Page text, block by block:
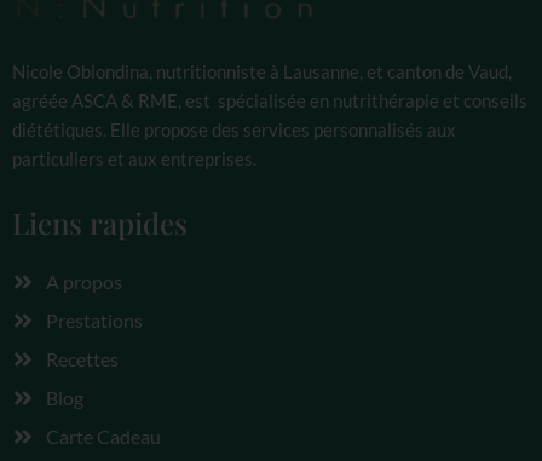
Nicole Obiondina, nutritionniste à Lausanne, et canton de Vaud,
agréée ASCA & RME, est spécialisée en nutrithérapie et conseils
diététiques. Elle propose des services personnalisés aux
particuliers et aux entreprises.
Liens rapides
A propos
Prestations
Recettes
Blog
Carte Cadeau